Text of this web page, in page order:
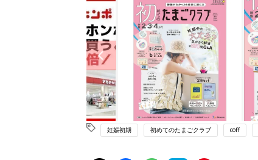
妊娠初期 初めてのたまごクラブ coff